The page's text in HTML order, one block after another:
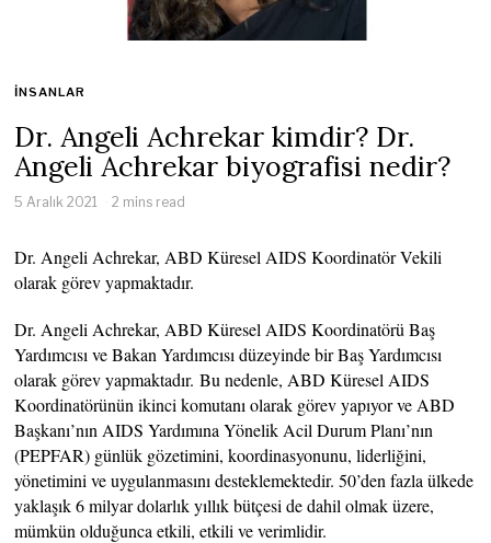
İNSANLAR
Dr. Angeli Achrekar kimdir? Dr.
Angeli Achrekar biyografisi nedir?
5 Aralık 2021 2 mins read
Dr. Angeli Achrekar, ABD Küresel AIDS Koordinatör Vekili
olarak görev yapmaktadır.
Dr. Angeli Achrekar, ABD Küresel AIDS Koordinatörü Baş
Yardımcısı ve Bakan Yardımcısı düzeyinde bir Baş Yardımcısı
olarak görev yapmaktadır. Bu nedenle, ABD Küresel AIDS
Koordinatörünün ikinci komutanı olarak görev yapıyor ve ABD
Başkanı’nın AIDS Yardımına Yönelik Acil Durum Planı’nın
(PEPFAR) günlük gözetimini, koordinasyonunu, liderliğini,
yönetimini ve uygulanmasını desteklemektedir. 50’den fazla ülkede
yaklaşık 6 milyar dolarlık yıllık bütçesi de dahil olmak üzere,
mümkün olduğunca etkili, etkili ve verimlidir.